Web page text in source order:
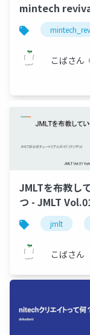
mintech
こばさん
JMLTを布教し
つ - JMLT
jmlt
こばさん